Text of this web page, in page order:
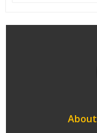
About